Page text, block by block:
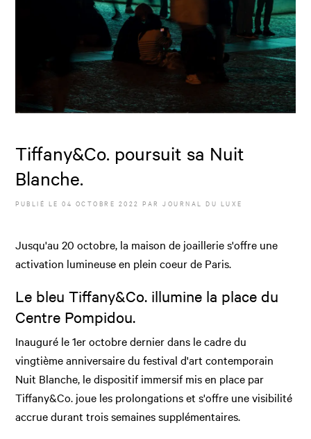
Tiffany&Co. poursuit sa Nuit
Blanche.
PUBLIÉ LE04 OCTOBRE 2022 PAR JOURNAL DU LUXE
Jusqu'au 20 octobre, la maison de joaillerie s'offre une
activation lumineuse en plein coeur de Paris.
Le bleu Tiffany&Co. illumine la place du
Centre Pompidou.
Inauguré le 1er octobre dernier dans le cadre du
vingtième anniversaire du festival d'art contemporain
Nuit Blanche, le dispositif immersif mis en place par
Tiffany&Co. joue les prolongations et s'offre une visibilité
accrue durant trois semaines supplémentaires.